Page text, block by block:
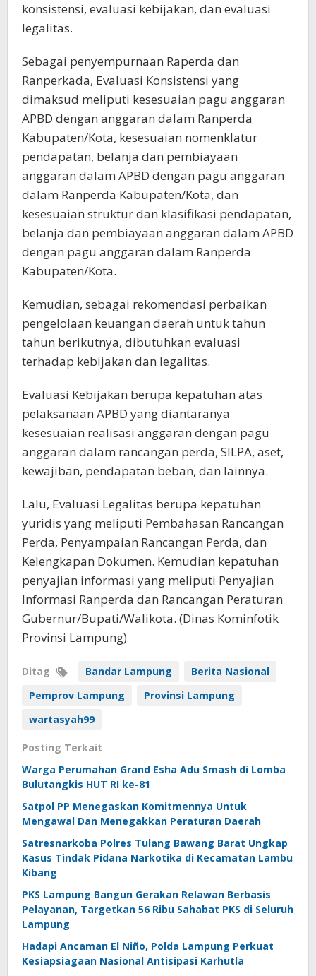
konsistensi, evaluasi kebijakan, dan evaluasi
legalitas.
Sebagai penyempurnaan Raperda dan
Ranperkada, Evaluasi Konsistensi yang
dimaksud meliputi kesesuaian pagu anggaran
APBD dengan anggaran dalam Ranperda
Kabupaten/Kota, kesesuaian nomenklatur
pendapatan, belanja dan pembiayaan
anggaran dalam APBD dengan pagu anggaran
dalam Ranperda Kabupaten/Kota, dan
kesesuaian struktur dan klasifikasi pendapatan,
belanja dan pembiayaan anggaran dalam APBD
dengan pagu anggaran dalam Ranperda
Kabupaten/Kota.
Kemudian, sebagai rekomendasi perbaikan
pengelolaan keuangan daerah untuk tahun
tahun berikutnya, dibutuhkan evaluasi
terhadap kebijakan dan legalitas.
Evaluasi Kebijakan berupa kepatuhan atas
pelaksanaan APBD yang diantaranya
kesesuaian realisasi anggaran dengan pagu
anggaran dalam rancangan perda, SILPA, aset,
kewajiban, pendapatan beban, dan lainnya.
Lalu, Evaluasi Legalitas berupa kepatuhan
yuridis yang meliputi Pembahasan Rancangan
Perda, Penyampaian Rancangan Perda, dan
Kelengkapan Dokumen. Kemudian kepatuhan
penyajian informasi yang meliputi Penyajian
Informasi Ranperda dan Rancangan Peraturan
Gubernur/Bupati/Walikota. (Dinas Kominfotik
Provinsi Lampung)
Ditag Bandar Lampung
Berita Nasional
Pemprov Lampung
Provinsi Lampung
wartasyah99
Posting Terkait
Warga Perumahan Grand Esha Adu Smash di Lomba
Bulutangkis HUT RI ke-81
Satpol PP Menegaskan Komitmennya Untuk
Mengawal Dan Menegakkan Peraturan Daerah
Satresnarkoba Polres Tulang Bawang Barat Ungkap
Kasus Tindak Pidana Narkotika di Kecamatan Lambu
Kibang
PKS Lampung Bangun Gerakan Relawan Berbasis
Pelayanan, Targetkan 56 Ribu Sahabat PKS di Seluruh
Lampung
Hadapi Ancaman El Niño, Polda Lampung Perkuat
Kesiapsiagaan Nasional Antisipasi Karhutla